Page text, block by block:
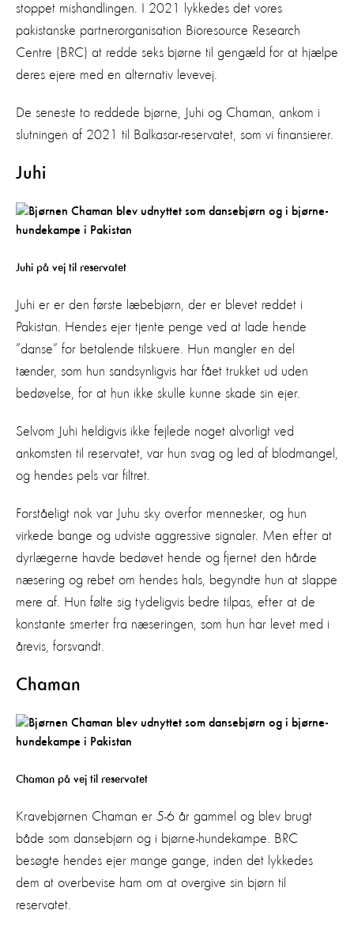
stoppet mishandlingen. I 2021 lykkedes det vores
pakistanske partnerorganisation Bioresource Research
Centre (BRC) at redde seks bjørne til gengæld for at hjælpe
deres ejere med en alternativ levevej.
De seneste to reddede bjørne, Juhi og Chaman, ankom i
slutningen af 2021 til Balkasar-reservatet, som vi finansierer.
Juhi
Juhi på vej til reservatet
Juhi er er den første læbebjørn, der er blevet reddet i
Pakistan. Hendes ejer tjente penge ved at lade hende
”danse” for betalende tilskuere. Hun mangler en del
tænder, som hun sandsynligvis har fået trukket ud uden
bedøvelse, for at hun ikke skulle kunne skade sin ejer.
Selvom Juhi heldigvis ikke fejlede noget alvorligt ved
ankomsten til reservatet, var hun svag og led af blodmangel,
og hendes pels var filtret.
Forståeligt nok var Juhu sky overfor mennesker, og hun
virkede bange og udviste aggressive signaler. Men efter at
dyrlægerne havde bedøvet hende og fjernet den hårde
næsering og rebet om hendes hals, begyndte hun at slappe
mere af. Hun følte sig tydeligvis bedre tilpas, efter at de
konstante smerter fra næseringen, som hun har levet med i
årevis, forsvandt.
Chaman
Chaman på vej til reservatet
Kravebjørnen Chaman er 5-6 år gammel og blev brugt
både som dansebjørn og i bjørne-hundekampe. BRC
besøgte hendes ejer mange gange, inden det lykkedes
dem at overbevise ham om at overgive sin bjørn til
reservatet.